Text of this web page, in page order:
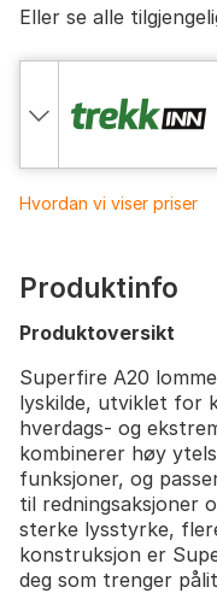
Eller se alle
Hvordan vi viser priser
Produktinfo
Produktoversikt
Superfire A20
lyskilde, utviklet for
hverdags- og
kombinerer høy
funksjoner, og
til redningsaksjoner
sterke lysstyrke,
konstruksjon er
deg som trenger